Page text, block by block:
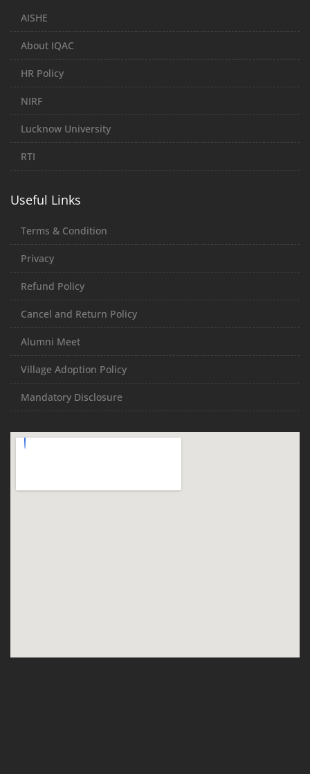
AISHE
About IQAC
HR Policy
NIRF
Lucknow University
RTI
Useful Links
Terms & Condition
Privacy
Refund Policy
Cancel and Return Policy
Alumni Meet
Village Adoption Policy
Mandatory Disclosure